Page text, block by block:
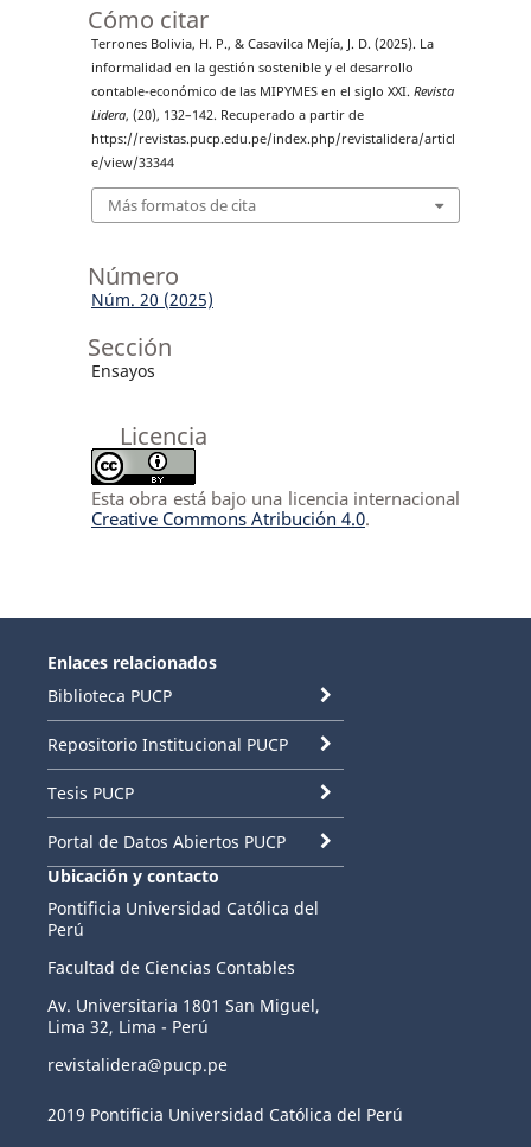
Cómo citar
Terrones Bolivia, H. P., & Casavilca Mejía, J. D. (2025). La
informalidad en la gestión sostenible y el desarrollo
contable-económico de las MIPYMES en el siglo XXI. Revista
Lidera, (20), 132–142. Recuperado a partir de
https://revistas.pucp.edu.pe/index.php/revistalidera/articl
e/view/33344
Más formatos de cita
Número
Núm. 20 (2025)
Sección
Ensayos
Licencia
Esta obra está bajo una licencia internacional
Creative Commons Atribución 4.0.
Enlaces relacionados
Biblioteca PUCP
Repositorio Institucional PUCP
Tesis PUCP
Portal de Datos Abiertos PUCP
Ubicación y contacto
Pontificia Universidad Católica del
Perú
Facultad de Ciencias Contables
Av. Universitaria 1801 San Miguel,
Lima 32, Lima - Perú
revistalidera@pucp.pe
2019 Pontificia Universidad Católica del Perú